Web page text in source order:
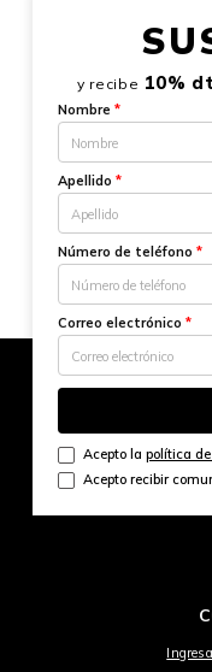
y recibe 10%
Nombre *
Apellido *
Número de teléfono *
Correo electrónico *
Acepto la política
Acepto recibir